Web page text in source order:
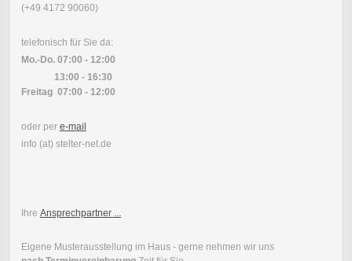
(+49 4172 90060)
telefonisch für Sie da:
Mo.-Do. 07:00 - 12:00
13:00 - 16:30
Freitag 07:00 - 12:00
oder per e-mail
info (at) stelter-net.de
Ihre Ansprechpartner ...
Eigene Musterausstellung im Haus - gerne nehmen wir uns